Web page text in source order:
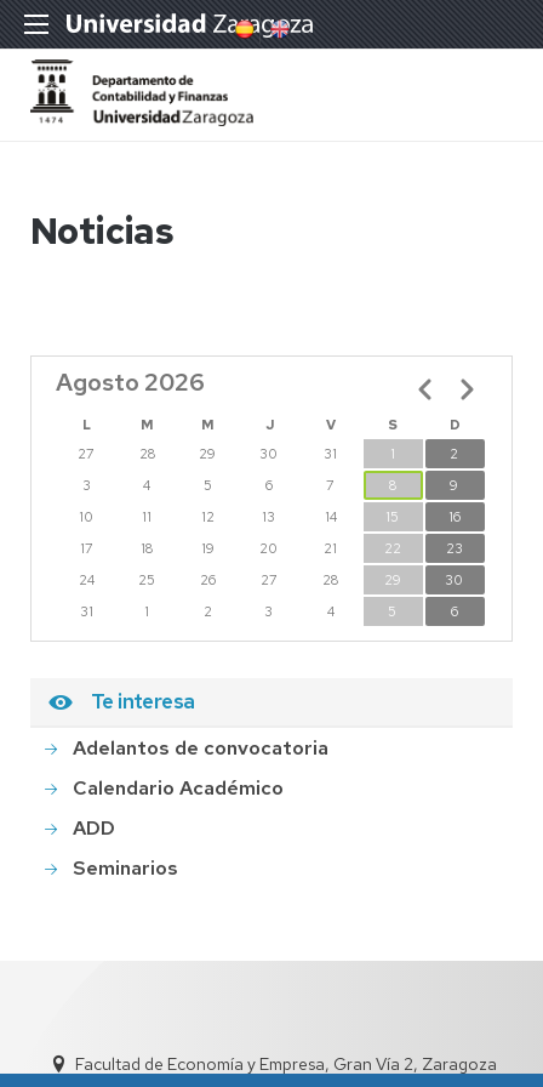
Noticias
Agosto 2026
L M M J V S
D
27
28 29 30 31 1
2
3
4 5 6 7 8
9
10
11 12 13 14 15
16
17
18 19 20 21 22
23
24
25 26 27 28 29
30
31
1 2 3 4 5 6
Paginación
Te interesa
Adelantos de convocatoria
Calendario Académico
ADD
Seminarios
Facultad de Economía y Empresa, Gran Vía 2, Zaragoza